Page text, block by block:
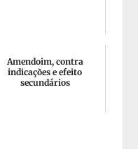
Amendoim, contra
indicações e efeito
secundários